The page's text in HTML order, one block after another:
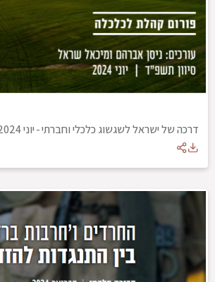
דרכה של ישראל לשגשוג כלכלי וחברתי-יוני 2024